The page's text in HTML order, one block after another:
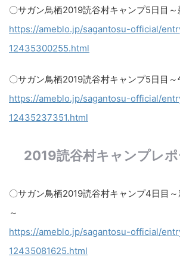
〇サガン鳥栖2019読谷村キャンプ5日目
https://ameblo.jp/sagantosu-official/
12435300255.html
〇サガン鳥栖2019読谷村キャンプ5日目～
https://ameblo.jp/sagantosu-official/
12435237351.html
2019読谷村キャンプレ
〇サガン鳥栖2019読谷村キャンプ4日目
～​
https://ameblo.jp/sagantosu-official/
12435081625.html​